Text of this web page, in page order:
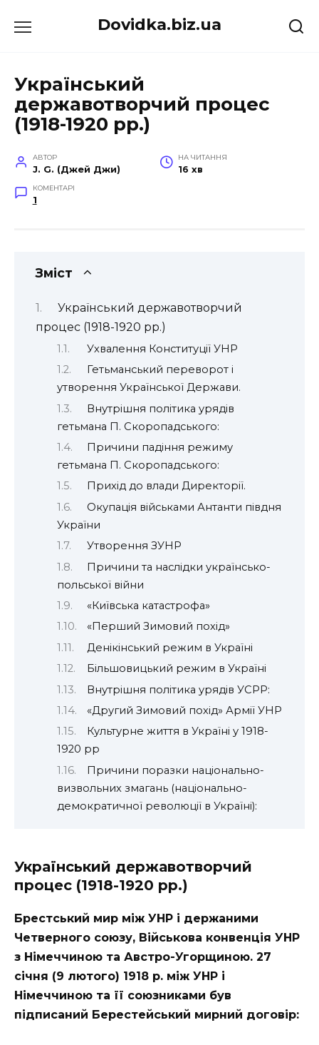
до
Dovidka.biz.ua
Український
державотворчий процес
(1918-1920 рр.)
АВТОР
J. G. (Джей Джи)
НА ЧИТАННЯ
16 хв
КОМЕНТАРІ
1
Зміст
Український державотворчий
процес (1918-1920 рр.)
Ухвалення Конституції УНР
Гетьманський переворот і
утворення Української Держави.
Внутрішня політика урядів
гетьмана П. Скоропадського:
Причини падіння режиму
гетьмана П. Скоропадського:
Прихід до влади Директорії.
Окупація військами Антанти півдня
України
Утворення ЗУНР
Причини та наслідки українсько-
польської війни
«Київська катастрофа»
«Перший Зимовий похід»
Денікінський режим в Україні
Більшовицький режим в Україні
Внутрішня політика урядів УСРР:
«Другий Зимовий похід» Армії УНР
Культурне життя в Україні у 1918-
1920 рр
Причини поразки національно-
визвольних змагань (національно-
демократичної революції в Україні):
Український державотворчий
процес (1918-1920 рр.)
Брестський мир між УНР і держаними
Четверного союзу, Військова конвенція УНР
з Німеччиною та Австро-Угорщиною. 27
січня (9 лютого) 1918 р. між УНР і
Німеччиною та її союзниками був
підписаний Берестейський мирний договір: